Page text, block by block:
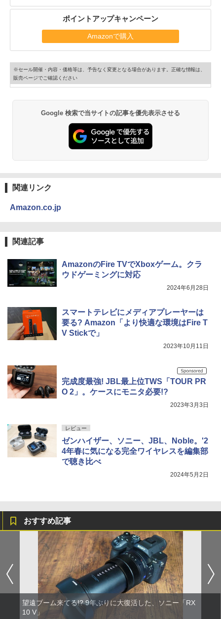
ポイントアップキャンペーン
Amazonで購入
※セール開催・内容・価格等は、予告なく変更となる場合があります。正確な情報は、
販売ページでご確認ください
Google 検索で当サイトの記事を優先表示させる
関連リンク
Amazon.co.jp
関連記事
AmazonのFire TVでXboxゲーム。クラ
ウドゲーミングに対応
2024年6月28日
スマートテレビにメディアプレーヤーは
要る? Amazon「より快適な環境はFire T
V Stickで」
2023年10月11日
完成度最強! JBL最上位TWS「TOUR PR
O 2」。ケースにモニタ必要!?
2023年3月3日
レビュー
ゼンハイザー、ソニー、JBL、Noble。'2
4年春に気になる完全ワイヤレスを編集部
で聴き比べ
2024年5月2日
おすすめ記事
望遠ブーム来てる!? 9年ぶりに大復活した、ソニー「RX
10 V」